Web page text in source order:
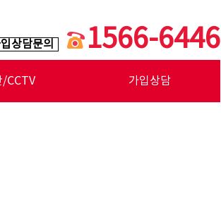
상담문의 1566-6446
/CCTV 가입상담